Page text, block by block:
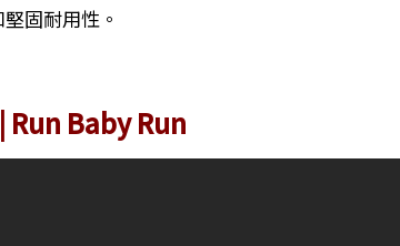
固耐用性。
Run Baby Run